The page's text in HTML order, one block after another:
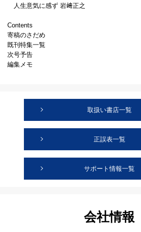
人生意気に感ず 岩﨑正之
Contents
寄稿のさだめ
既刊特集一覧
次号予告
編集メモ
取扱い書店一覧
正誤表一覧
サポート情報一覧
会社情報